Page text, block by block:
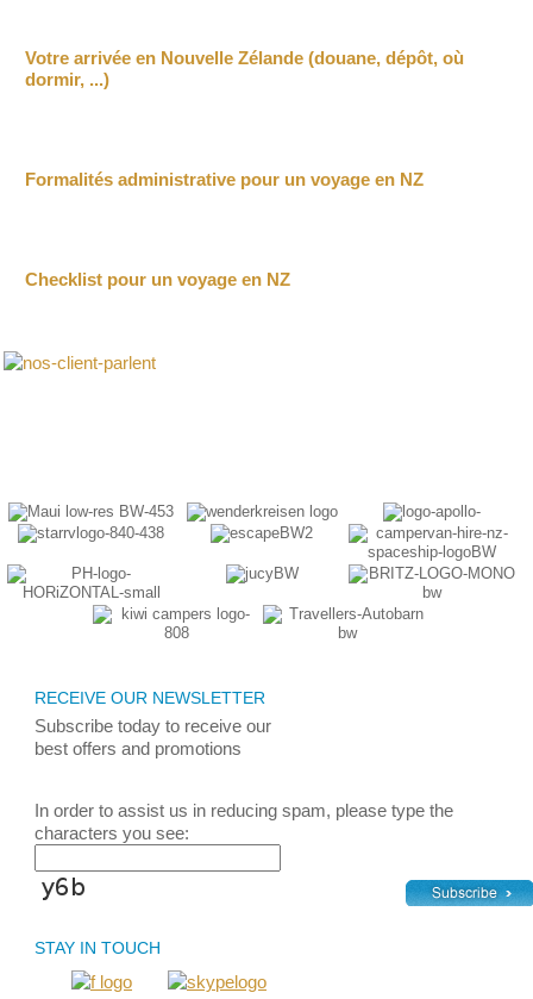
Votre arrivée en Nouvelle Zélande (douane, dépôt, où
dormir, ...)
Formalités administrative pour un voyage en NZ
Checklist pour un voyage en NZ
RECEIVE OUR NEWSLETTER
Subscribe today to receive our
best offers and promotions
In order to assist us in reducing spam, please type the
characters you see:
STAY IN TOUCH